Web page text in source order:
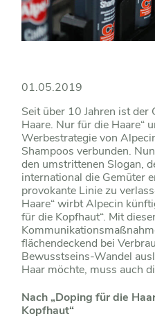
01.05.2019
Seit über 10 Jahren ist der
Haare. Nur für die Haare“
Werbestrategie von
Shampoos verbunden.
den umstrittenen Slogan,
international die Gemüter
provokante Linie zu
Haare“ wirbt Alpecin
für die Kopfhaut“. Mit
flächendeckend bei
Bewusstseins-Wandel
Haar möchte, muss auch
Nach „Doping für die
Kopfhaut“